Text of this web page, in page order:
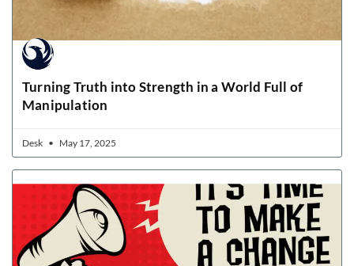
Turning Truth into Strength in a World Full of
Manipulation
Desk May 17, 2025